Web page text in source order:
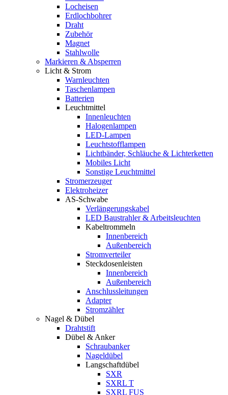
Locheisen
Erdlochbohrer
Draht
Zubehör
Magnet
Stahlwolle
Markieren & Absperren
Licht & Strom
Warnleuchten
Taschenlampen
Batterien
Leuchtmittel
Innenleuchten
Halogenlampen
LED-Lampen
Leuchtstofflampen
Lichtbänder, Schläuche & Lichterketten
Mobiles Licht
Sonstige Leuchtmittel
Stromerzeuger
Elektroheizer
AS-Schwabe
Verlängerungskabel
LED Baustrahler & Arbeitsleuchten
Kabeltrommeln
Innenbereich
Außenbereich
Stromverteiler
Steckdosenleisten
Innenbereich
Außenbereich
Anschlussleitungen
Adapter
Stromzähler
Nagel & Dübel
Drahtstift
Dübel & Anker
Schraubanker
Nageldübel
Langschaftdübel
SXR
SXRL T
SXRL FUS